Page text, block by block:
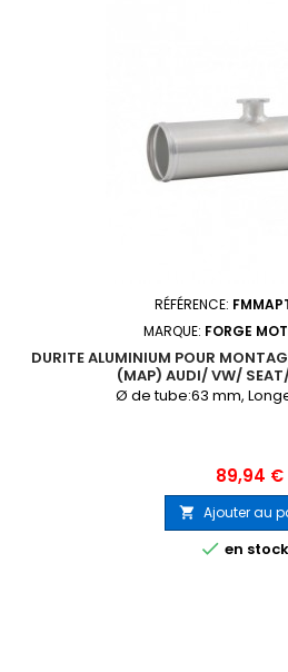
RÉFÉRENCE:
MARQUE: FORGE
DURITE ALUMINIUM POUR
(MAP) AUDI/ VW/
Ø de tube:63 mm,
Prix
89,94 €
 Ajouter au
 en stock